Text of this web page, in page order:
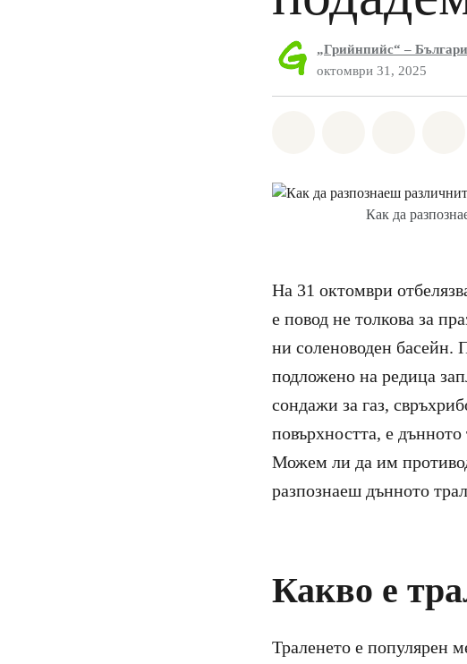
„Грийнпийс“ –
октомври 31, 2025
Как да
На 31 октомври
е повод не толкова за
ни соленоводен басейн.
подложено на редица
сондажи за газ,
повърхността, е
Можем ли да им
разпознаеш дънното
Какво е
Траленето е популярен